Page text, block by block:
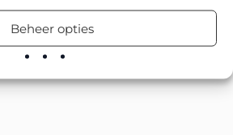
Beheer opties